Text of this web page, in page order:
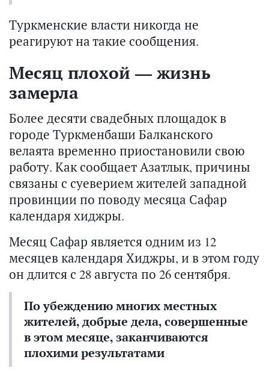
Туркменские власти никогда не
реагируют на такие сообщения.
Месяц плохой — жизнь
замерла
Более десяти свадебных площадок в
городе Туркменбаши Балканского
велаята временно приостановили свою
работу. Как сообщает Азатлык, причины
связаны с суеверием жителей западной
провинции по поводу месяца Сафар
календаря хиджры.
Месяц Сафар является одним из 12
месяцев календаря Хиджры, и в этом году
он длится с 28 августа по 26 сентября.
По убеждению многих местных
жителей, добрые дела, совершенные
в этом месяце, заканчиваются
плохими результатами